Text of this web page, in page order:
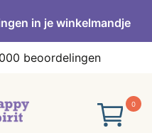
in je winkelmandje
beoordelingen
0